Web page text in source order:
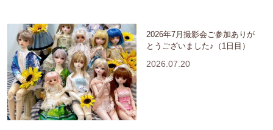
2026年7月撮影会ご参加ありが
とうございました♪（1日目）
2026.07.20